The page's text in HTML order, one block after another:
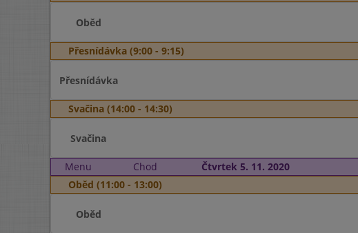
Oběd
Přesnídávka (9:00 - 9:15)
Přesnídávka
Svačina (14:00 - 14:30)
Svačina
Menu Chod
Čtvrtek 5. 11. 2020
Oběd (11:00 - 13:00)
Oběd